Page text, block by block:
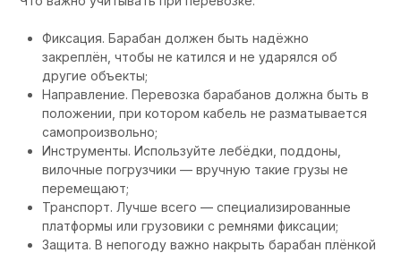
Фиксация. Барабан должен быть надёжно
закреплён, чтобы не катился и не ударялся об
другие объекты;
Направление. Перевозка барабанов должна быть в
положении, при котором кабель не разматывается
самопроизвольно;
Инструменты. Используйте лебёдки, поддоны,
вилочные погрузчики — вручную такие грузы не
перемещают;
Транспорт. Лучше всего — специализированные
платформы или грузовики с ремнями фиксации;
Защита. В непогоду важно накрыть барабан плёнкой